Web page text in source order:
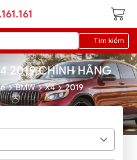
Tìm kiếm
2019 CHÍNH HÃNG
BMW X4 2019